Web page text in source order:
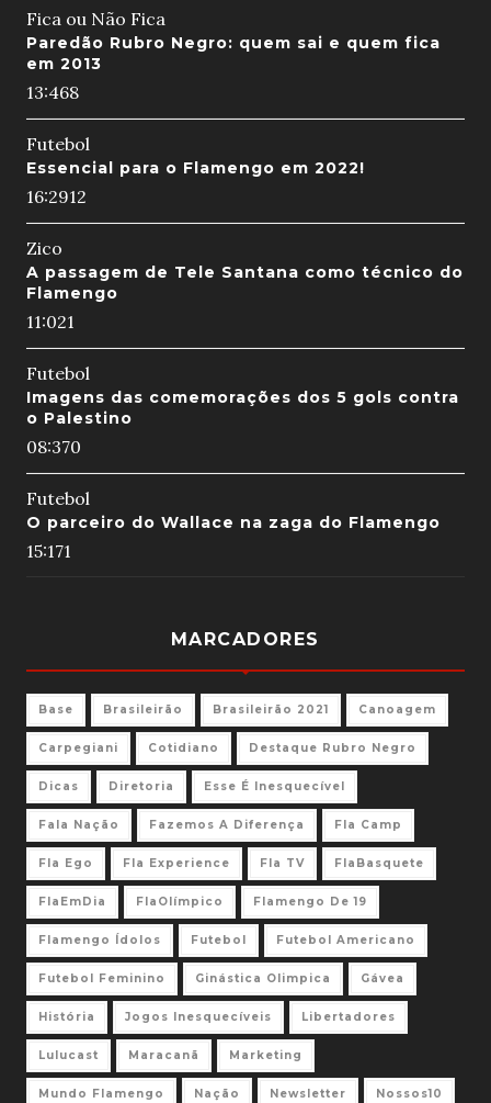
Fica ou Não Fica
Paredão Rubro Negro: quem sai e quem fica
em 2013
13:468
Futebol
Essencial para o Flamengo em 2022!
16:2912
Zico
A passagem de Tele Santana como técnico do
Flamengo
11:021
Futebol
Imagens das comemorações dos 5 gols contra
o Palestino
08:370
Futebol
O parceiro do Wallace na zaga do Flamengo
15:171
MARCADORES
Base Brasileirão Brasileirão 2021 Canoagem
Carpegiani Cotidiano Destaque Rubro Negro
Dicas Diretoria Esse É Inesquecível
Fala Nação Fazemos A Diferença Fla Camp
Fla Ego Fla Experience Fla TV FlaBasquete
FlaEmDia FlaOlímpico Flamengo De 19
Flamengo Ídolos Futebol Futebol Americano
Futebol Feminino Ginástica Olimpica Gávea
História Jogos Inesquecíveis Libertadores
Lulucast Maracanã Marketing
Mundo Flamengo Nação Newsletter Nossos10